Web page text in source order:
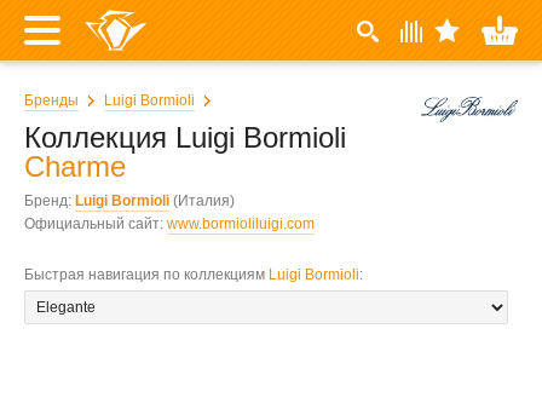
Бренды Luigi Bormioli
Коллекция Luigi Bormioli
Charme
Бренд: Luigi Bormioli (Италия)
Официальный сайт: www.bormioliluigi.com
Быстрая навигация по коллекциям Luigi Bormioli: